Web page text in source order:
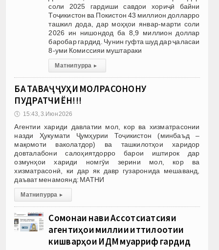
соли 2025 гардиши савдои хориҷӣ байни
Тоҷикистон ва Покистон 43 миллион долларро
ташкил дода, дар моҳҳои январ-марти соли
2026 ин нишондод ба 8,9 миллион доллар
баробар гардид. Чунин гуфта шуд дар ҷаласаи
8-уми Комиссияи муштараки
Матни пурра ▸
БА ТАВАҶҶУҲИ МОЛРАСОНОНУ
ПУДРАТЧИЁН!!!
🕔 15:43, 3.Июн 2026
Агентии хариди давлатии мол, кор ва хизматрасонии
назди Ҳукумати Ҷумҳурии Тоҷикистон (минбаъд –
мақомоти ваколатдор) ва ташкилотҳои харидор
довталабони салоҳиятдорро барои иштирок дар
озмунҳои хариди номгӯи зерини мол, кор ва
хизматрасонӣ, ки дар як давр гузаронида мешаванд,
даъват менамоянд: МАТНИ
Матни пурра ▸
Сомонаи нави Ассотсиатсияи
агентиҳои миллии иттилоотии
кишварҳои ИДМ муаррифӣ гардид